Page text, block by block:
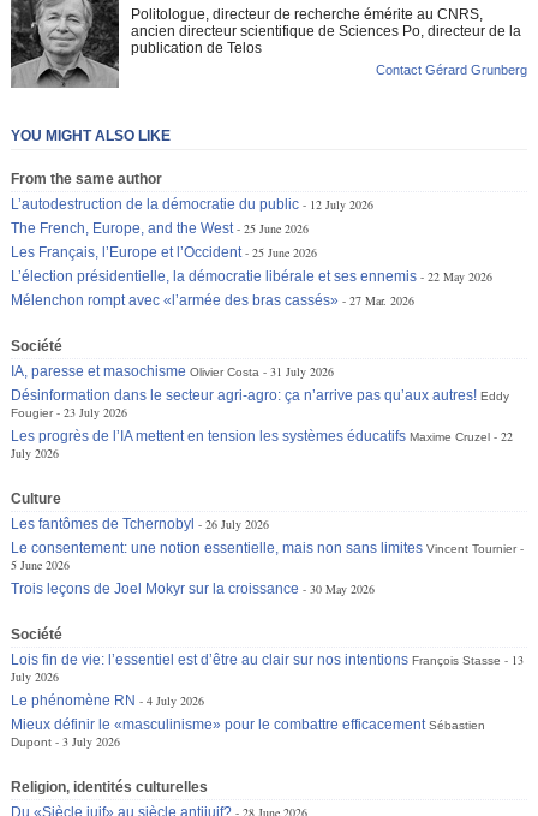
Politologue, directeur de recherche émérite au CNRS,
ancien directeur scientifique de Sciences Po, directeur de la
publication de Telos
Contact Gérard Grunberg
YOU MIGHT ALSO LIKE
From the same author
L’autodestruction de la démocratie du public
12 July 2026
The French, Europe, and the West
25 June 2026
Les Français, l’Europe et l’Occident
25 June 2026
L’élection présidentielle, la démocratie libérale et ses ennemis
22 May 2026
Mélenchon rompt avec «l’armée des bras cassés»
27 Mar. 2026
Société
IA, paresse et masochisme Olivier Costa
31 July 2026
Désinformation dans le secteur agri-agro: ça n’arrive pas qu’aux autres! Eddy
Fougier
23 July 2026
Les progrès de l’IA mettent en tension les systèmes éducatifs Maxime Cruzel
22
July 2026
Culture
Les fantômes de Tchernobyl
26 July 2026
Le consentement: une notion essentielle, mais non sans limites Vincent Tournier
5 June 2026
Trois leçons de Joel Mokyr sur la croissance
30 May 2026
Société
Lois fin de vie: l’essentiel est d’être au clair sur nos intentions François Stasse
13
July 2026
Le phénomène RN
4 July 2026
Mieux définir le «masculinisme» pour le combattre efficacement Sébastien
Dupont
3 July 2026
Religion, identités culturelles
Du «Siècle juif» au siècle antijuif?
28 June 2026